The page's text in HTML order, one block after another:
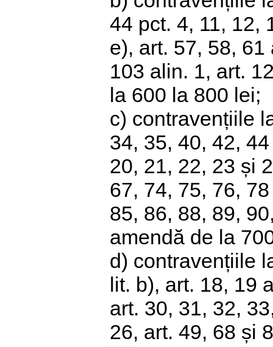
44 pct. 4, 11, 12,
e), art. 57, 58,
103 alin. 1, art.
la 600 la 800 lei;
c) contravențiile
34, 35, 40, 42,
20, 21, 22, 23 și
67, 74, 75, 76,
85, 86, 88, 89,
amendă de la
d) contravențiile
lit. b), art. 18, 19
art. 30, 31, 32,
26, art. 49, 68 și